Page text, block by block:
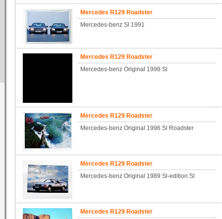
Mercedes R129 Roadster
Mercedes-benz Sl 1991
Mercedes R129 Roadster
Mercedes-benz Original 1998 Sl
Mercedes R129 Roadster
Mercedes-benz Original 1996 Sl Roadster
Mercedes R129 Roadster
Mercedes-benz Original 1989 Sl-edition Sl
Mercedes R129 Roadster